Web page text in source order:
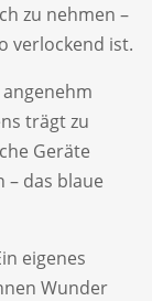
zu nehmen –
verlockend ist.
trägt zu
Geräte
– das blaue
eigenes
Wunder